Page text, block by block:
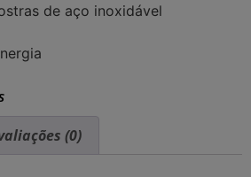
de aço inoxidável
(0)